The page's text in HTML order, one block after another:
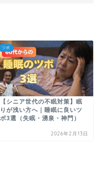
ツボ
【シニア世代の不眠対策】眠
りが浅い方へ｜睡眠に良いツ
ボ3選（失眠・湧泉・神門）
2026年2月13日